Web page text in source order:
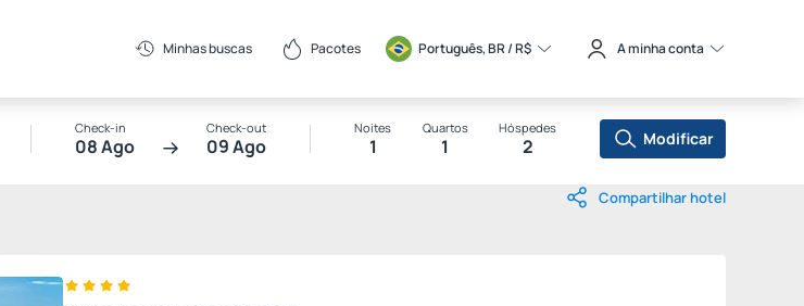
Minhas buscas Pacotes Português, BR / R$ A minha conta
Check-in
08 Ago
Check-out
09 Ago
Noites
1
Quartos
1
Hóspedes
2 Modificar
Compartilhar hotel